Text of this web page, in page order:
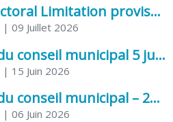
Arrêté préfectoral Limitation provisoire des usages de l’eau
| 09 Juillet 2026
Compte rendu conseil municipal 5 juin 2026 sénatoriale
| 15 Juin 2026
Compte rendu conseil municipal – 21 avril 2026
| 06 Juin 2026